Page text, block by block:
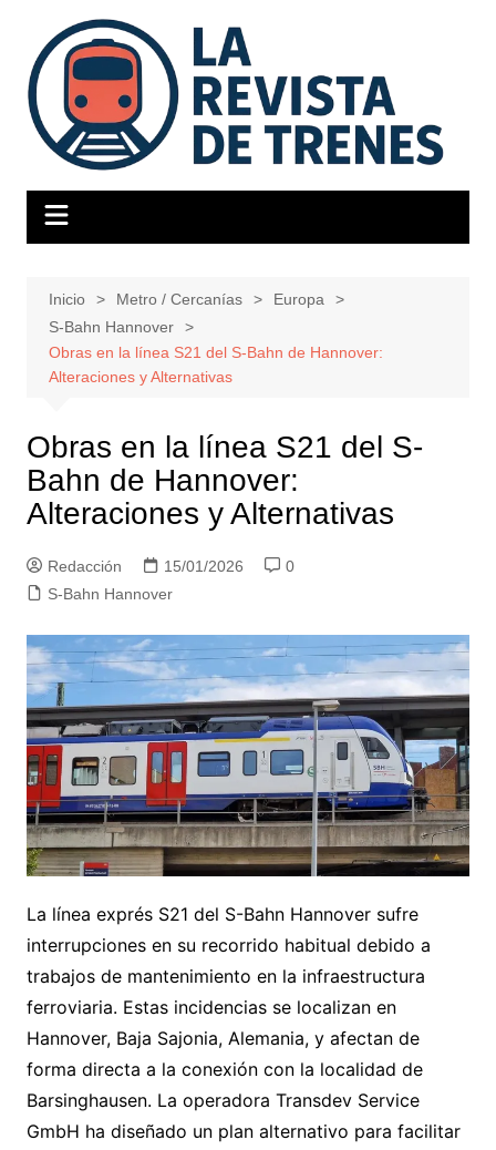
contenido
Inicio Metro / Cercanías
Europa
S-Bahn Hannover
Obras en la línea S21 del S-Bahn de Hannover:
Alteraciones y Alternativas
Obras en la línea S21 del S-
Bahn de Hannover:
Alteraciones y Alternativas
Redacción 15/01/2026
0
S-Bahn Hannover
La línea exprés S21 del S-Bahn Hannover sufre
interrupciones en su recorrido habitual debido a
trabajos de mantenimiento en la infraestructura
ferroviaria. Estas incidencias se localizan en
Hannover, Baja Sajonia, Alemania, y afectan de
forma directa a la conexión con la localidad de
Barsinghausen. La operadora Transdev Service
GmbH ha diseñado un plan alternativo para facilitar